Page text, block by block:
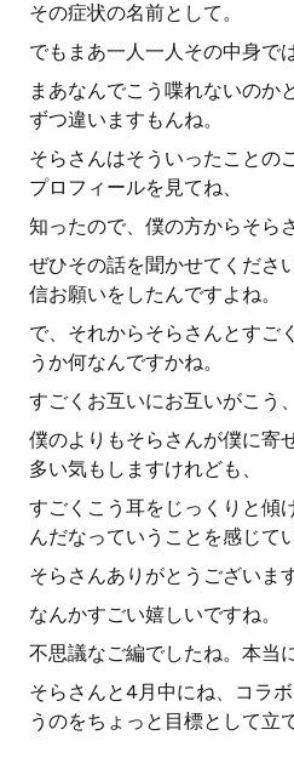
その症状の名前として。
でもまあ一人一人その中身で
まあなんでこう喋れないのか
ずつ違いますもんね。
そらさんはそういったことの
プロフィールを見てね、
知ったので、僕の方からそら
ぜひその話を聞かせてくださ
信お願いをしたんですよね。
で、それからそらさんとすご
うか何なんですかね。
すごくお互いにお互いがこう、
僕のよりもそらさんが僕に寄
多い気もしますけれども、
すごくこう耳をじっくりと傾
んだなっていうことを感じて
そらさんありがとうございます
なんかすごい嬉しいですね。
不思議なご編でしたね。本当
そらさんと4月中にね、コラ
うのをちょっと目標として立